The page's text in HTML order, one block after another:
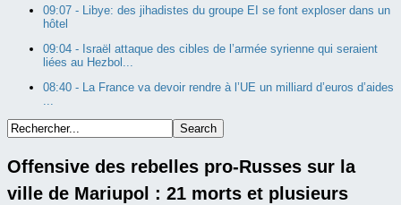
09:07 - Libye: des jihadistes du groupe EI se font exploser dans un
hôtel
09:04 - Israël attaque des cibles de l’armée syrienne qui seraient
liées au Hezbol...
08:40 - La France va devoir rendre à l’UE un milliard d’euros d’aides
...
Offensive des rebelles pro-Russes sur la
ville de Mariupol : 21 morts et plusieurs